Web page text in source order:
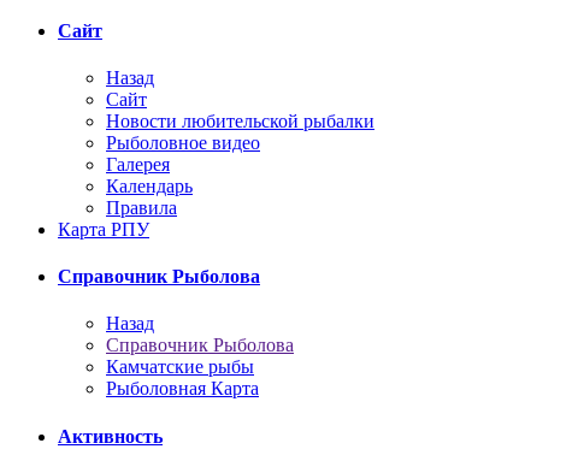
Сайт
Назад
Сайт
Новости любительской рыбалки
Рыболовное видео
Галерея
Календарь
Правила
Карта РПУ
Справочник Рыболова
Назад
Справочник Рыболова
Камчатские рыбы
Рыболовная Карта
Активность